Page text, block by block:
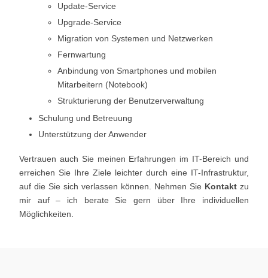
Update-Service
Upgrade-Service
Migration von Systemen und Netzwerken
Fernwartung
Anbindung von Smartphones und mobilen
Mitarbeitern (Notebook)
Strukturierung der Benutzerverwaltung
Schulung und Betreuung
Unterstützung der Anwender
Vertrauen auch Sie meinen Erfahrungen im IT-Bereich und
erreichen Sie Ihre Ziele leichter durch eine IT-Infrastruktur,
auf die Sie sich verlassen können. Nehmen Sie Kontakt zu
mir auf – ich berate Sie gern über Ihre individuellen
Möglichkeiten.